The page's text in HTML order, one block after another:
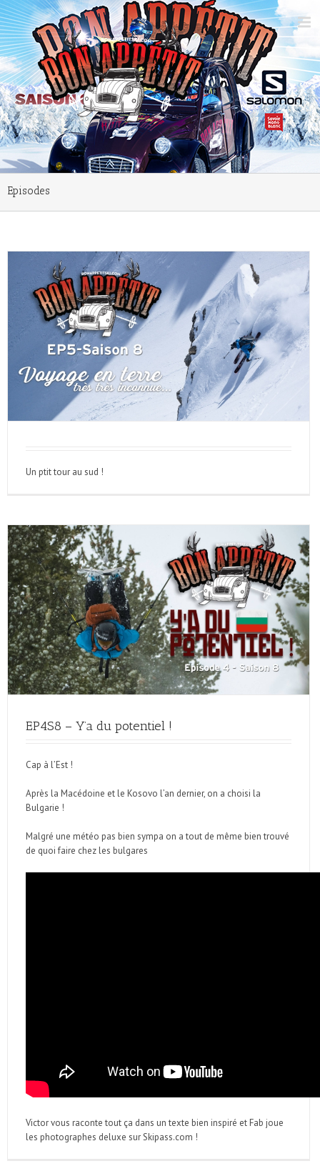
Episodes
Un ptit tour au sud !
EP4S8 – Y’a du potentiel !
Cap à l’Est !
Après la Macédoine et le Kosovo l’an dernier, on a choisi la
Bulgarie !
Malgré une météo pas bien sympa on a tout de même bien trouvé
de quoi faire chez les bulgares
Victor vous raconte tout ça dans un texte bien inspiré et Fab joue
les photographes deluxe sur Skipass.com !